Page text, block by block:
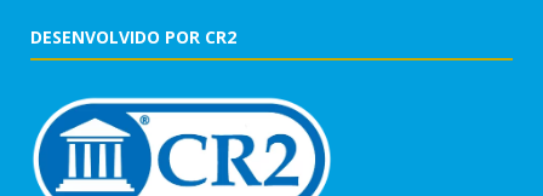
DESENVOLVIDO POR CR2